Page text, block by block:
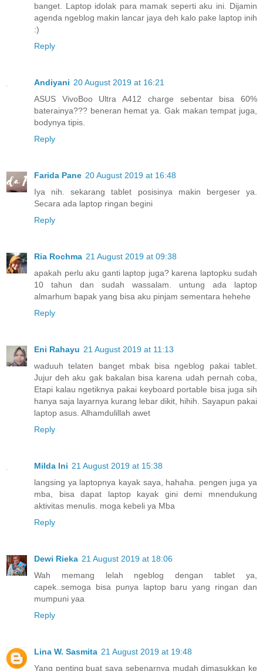
banget. Laptop idolak para mamak seperti aku ini. Dijamin
agenda ngeblog makin lancar jaya deh kalo pake laptop inih
:)
Reply
Andiyani 20 August 2019 at 16:21
ASUS VivoBoo Ultra A412 charge sebentar bisa 60%
baterainya??? beneran hemat ya. Gak makan tempat juga,
bodynya tipis.
Reply
Farida Pane 20 August 2019 at 16:48
Iya nih. sekarang tablet posisinya makin bergeser ya.
Secara ada laptop ringan begini
Reply
Ria Rochma 21 August 2019 at 09:38
apakah perlu aku ganti laptop juga? karena laptopku sudah
10 tahun dan sudah wassalam. untung ada laptop
almarhum bapak yang bisa aku pinjam sementara hehehe
Reply
Eni Rahayu 21 August 2019 at 11:13
waduuh telaten banget mbak bisa ngeblog pakai tablet.
Jujur deh aku gak bakalan bisa karena udah pernah coba,
Etapi kalau ngetiknya pakai keyboard portable bisa juga sih
hanya saja layarnya kurang lebar dikit, hihih. Sayapun pakai
laptop asus. Alhamdulillah awet
Reply
Milda Ini 21 August 2019 at 15:38
langsing ya laptopnya kayak saya, hahaha. pengen juga ya
mba, bisa dapat laptop kayak gini demi mnendukung
aktivitas menulis. moga kebeli ya Mba
Reply
Dewi Rieka 21 August 2019 at 18:06
Wah memang lelah ngeblog dengan tablet ya,
capek..semoga bisa punya laptop baru yang ringan dan
mumpuni yaa
Reply
Lina W. Sasmita 21 August 2019 at 19:48
Yang penting buat saya sebenarnya mudah dimasukkan ke